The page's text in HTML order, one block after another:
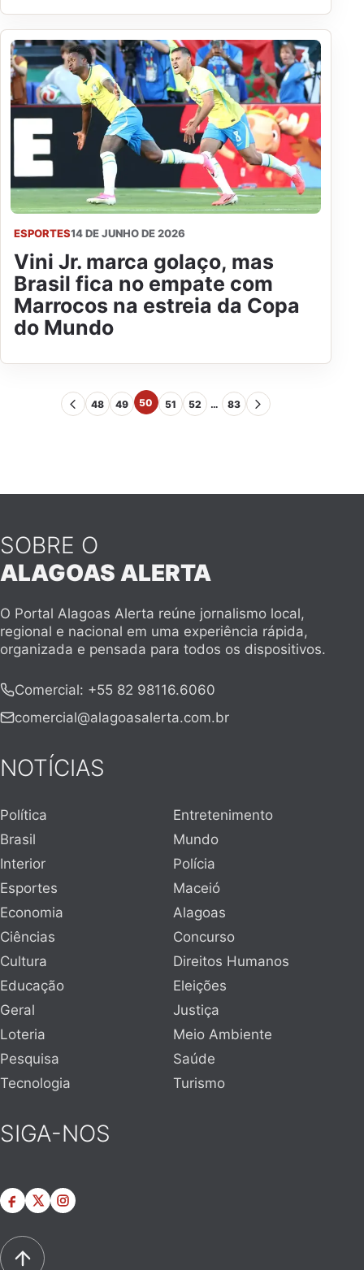
ESPORTES14 DE JUNHO DE 2026
Vini Jr. marca golaço, mas
Brasil fica no empate com
Marrocos na estreia da Copa
do Mundo
48 49 50 51 52 … 83
SOBRE O
ALAGOAS ALERTA
O Portal Alagoas Alerta reúne jornalismo local,
regional e nacional em uma experiência rápida,
organizada e pensada para todos os dispositivos.
Comercial: +55 82 98116.6060
comercial@alagoasalerta.com.br
NOTÍCIAS
Política
Entretenimento
Brasil
Mundo
Interior
Polícia
Esportes
Maceió
Economia
Alagoas
Ciências
Concurso
Cultura
Direitos Humanos
Educação
Eleições
Geral
Justiça
Loteria
Meio Ambiente
Pesquisa
Saúde
Tecnologia
Turismo
SIGA-NOS